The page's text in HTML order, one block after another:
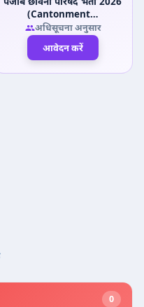
(Cantonment…
अधिसूचना अनुसार
आवेदन करें
0